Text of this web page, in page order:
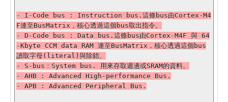
- I-Code bus : Instruction bus.這條bus由Cortex-M4
F連至BusMatrix，核心透過這個bus取出指令。
- D-Code bus : Data bus.這條bus由Cortex-M4F 與 64
-Kbyte CCM data RAM 連至BusMatrix，核心透過這個bus
讀取字母(literal)與除錯。
- S-bus：System bus. 用來存取週邊或SRAM的資料。
- AHB : Advanced High-performance Bus.
- APB : Advanced Peripheral Bus.